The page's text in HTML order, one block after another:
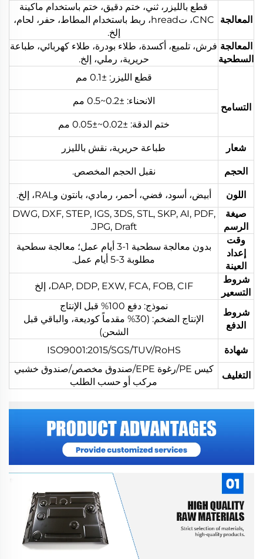
المعالجة
قطع بالليزر، ثني، ختم دقيق، ختم باستخدام ماكينة
CNC، تhread، ربط باستخدام المطاط، حفر، لحام،
إلخ.
المعالجة
السطحية
فرش، تلميع، أكسدة، طلاء بودرة، طلاء كهربائي، طباعة
حريرية، رملي، إلخ.
التسامح
قطع الليزر: ±0.1 مم
الانحناء: ±0.2~0.5 مم
ختم الدقة: ±0.02~±0.05 مم
شعار طباعة حريرية، نقش بالليزر
الحجم نقبل الحجم المخصص.
اللون
أبيض، أسود، فضي، أحمر، رمادي، بانتون وRAL، إلخ.
صيغة
الرسم
DWG, DXF, STEP, IGS, 3DS, STL, SKP, AI, PDF,
JPG, Draft.
وقت
إعداد
العينة
بدون معالجة سطحية 1-3 أيام عمل؛ معالجة سطحية
مطلوبة 3-5 أيام عمل.
شروط
التسعير
DAP, DDP, EXW, FCA, FOB, CIF، إلخ
شروط
الدفع
نموذج: دفع 100% قبل الإنتاج
الإنتاج الضخم: (30% مقدماً كوديعة، والباقي قبل
الشحن)
شهادة
ISO9001:2015/SGS/TUV/RoHS
التغليف
كيس PE/رغوة EPE/صندوق مخصص/صندوق خشبي
مركب أو حسب الطلب